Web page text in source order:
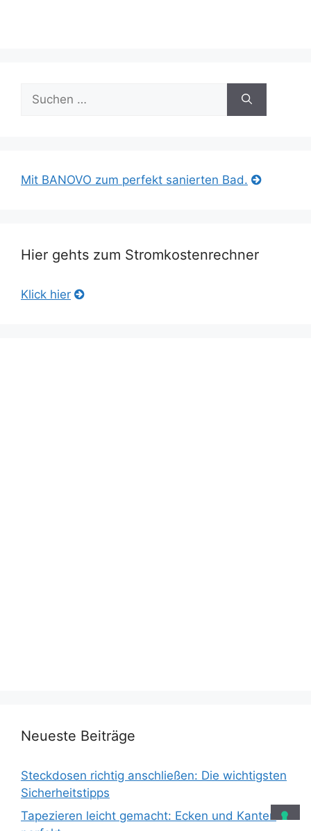
nach:
Mit BANOVO zum perfekt sanierten Bad.
Hier gehts zum Stromkostenrechner
Klick hier
Neueste Beiträge
Steckdosen richtig anschließen: Die wichtigsten
Sicherheitstipps
Tapezieren leicht gemacht: Ecken und Kanten